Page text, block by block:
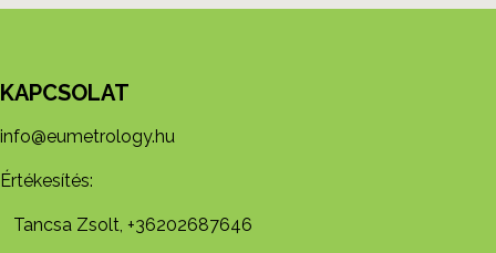
KAPCSOLAT
info@eumetrology.hu
Értékesítés:
Tancsa Zsolt, +36202687646